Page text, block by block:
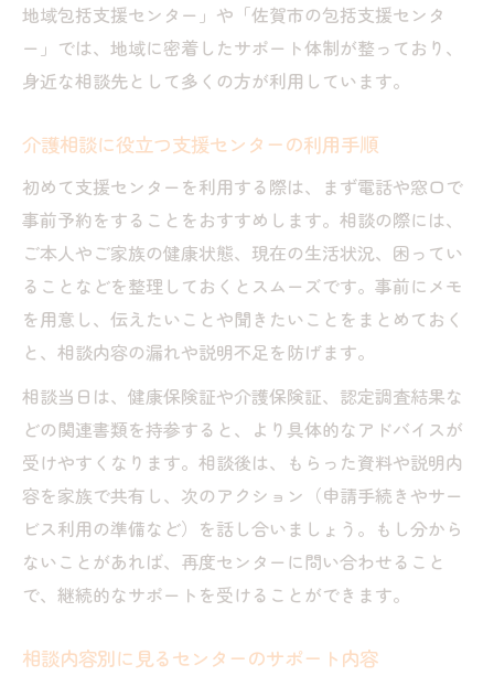
地域包括支援センター」や「佐賀市の包括支援センタ
ー」では、地域に密着したサポート体制が整っており、
身近な相談先として多くの方が利用しています。
介護相談に役立つ支援センターの利用手順
初めて支援センターを利用する際は、まず電話や窓口で
事前予約をすることをおすすめします。相談の際には、
ご本人やご家族の健康状態、現在の生活状況、困ってい
ることなどを整理しておくとスムーズです。事前にメモ
を用意し、伝えたいことや聞きたいことをまとめておく
と、相談内容の漏れや説明不足を防げます。
相談当日は、健康保険証や介護保険証、認定調査結果な
どの関連書類を持参すると、より具体的なアドバイスが
受けやすくなります。相談後は、もらった資料や説明内
容を家族で共有し、次のアクション（申請手続きやサー
ビス利用の準備など）を話し合いましょう。もし分から
ないことがあれば、再度センターに問い合わせること
で、継続的なサポートを受けることができます。
相談内容別に見るセンターのサポート内容